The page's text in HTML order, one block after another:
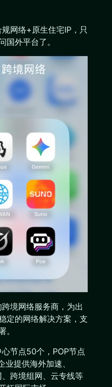
网络+原生住宅IP，只
国外平台了。
境网络服务商，为出
定的网络解决方案，支
。
节点50个，POP节点
提供海外加速、
跨境组网、云专线等